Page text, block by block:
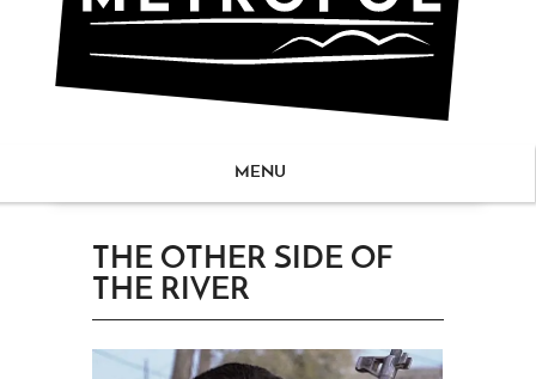
MENU
THE OTHER SIDE OF
THE RIVER